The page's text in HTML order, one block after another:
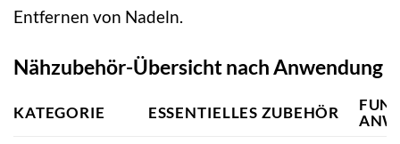
Entfernen von Nadeln.
Nähzubehör-Übersicht nach Anwendung
KATEGORIE ESSENTIELLES ZUBEHÖR